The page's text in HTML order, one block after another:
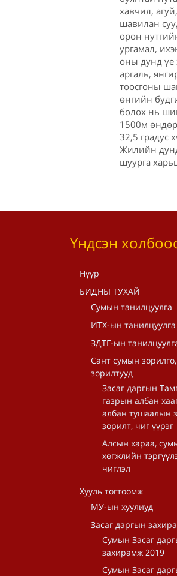
хавчил,
шавилан
орон
ургамал,
оны дунд үе
аргаль,
тоосгоны
өнгийн
болох нь
1500м
32,5 градус
Жилийн
шуурга
Үндсэн
Нүүр
БИДНЫ ТУХАЙ
Сумын танилцуулга
ИТХ-ын танилцуулга
ЗДТГ-ын
Сант сумын зорилго,
зорилтууд
Засаг даргын
газрын албан
албан тушаалын
зорилт, чиг үүрэг
Алсын хараа,
хөгжлийн
чиглэл
Хууль тогтоомж
МУ-ын хуулиуд
Засаг даргын
Сумын Засаг
захирамж 2019
Сумын Засаг